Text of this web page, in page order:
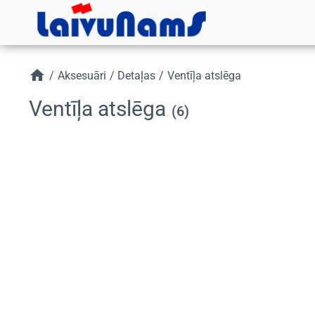
home / Aksesuāri / Detaļas / Ventīļa atslēga
Ventīļa atslēga (6)